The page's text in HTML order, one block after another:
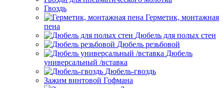
Гвоздь
Герметик, монтажная
пена
Дюбель для полых стен
Дюбель резьбовой
Дюбель
универсальный /вставка
Дюбель-гвоздь
Зажим винтовой Гофмана